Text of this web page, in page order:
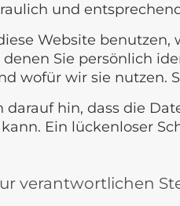
und
Website
Sie persönlich
wofür wir sie nutzen.
darauf hin, dass die
Ein lückenloser
verantwortlichen